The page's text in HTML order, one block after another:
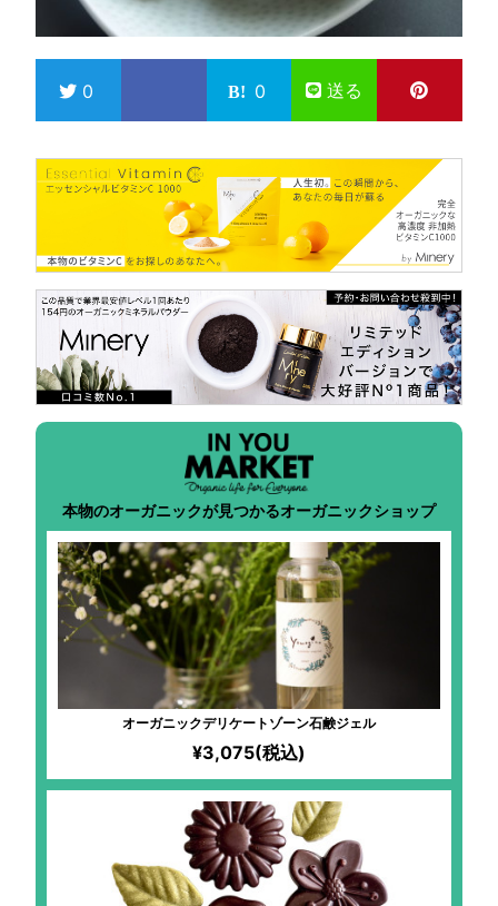
0 0 送る
本物のオーガニックが見つかるオーガニックショップ
オーガニックデリケートゾーン石鹸ジェル
¥3,075(税込)